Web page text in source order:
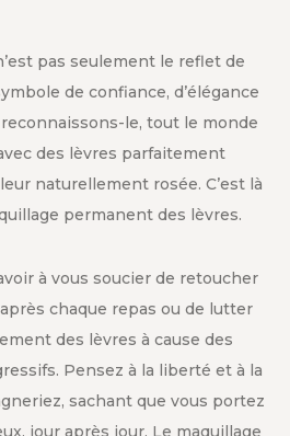
pas seulement le reflet de
de confiance, d’élégance
le, tout le monde
des lèvres parfaitement
naturellement rosée. C’est là
permanent des lèvres.
à vous soucier de retoucher
chaque repas ou de lutter
des lèvres à cause des
Pensez à la liberté et à la
sachant que vous portez
jour après jour. Le maquillage